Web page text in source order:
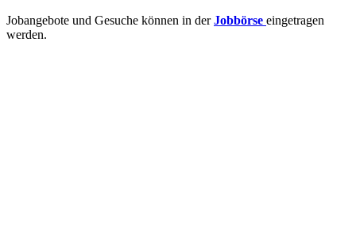
Jobangebote und Gesuche können in derJobbörse eingetragen
werden.